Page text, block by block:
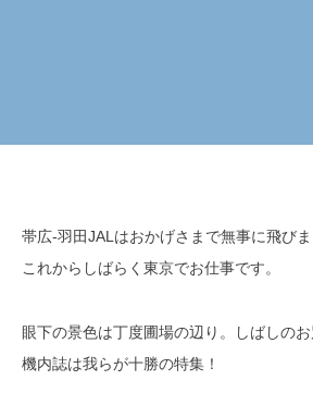
帯広-羽田JALはおかげさまで無事に飛びま
これからしばらく東京でお仕事です。
眼下の景色は丁度圃場の辺り。しばしのお
機内誌は我らが十勝の特集！